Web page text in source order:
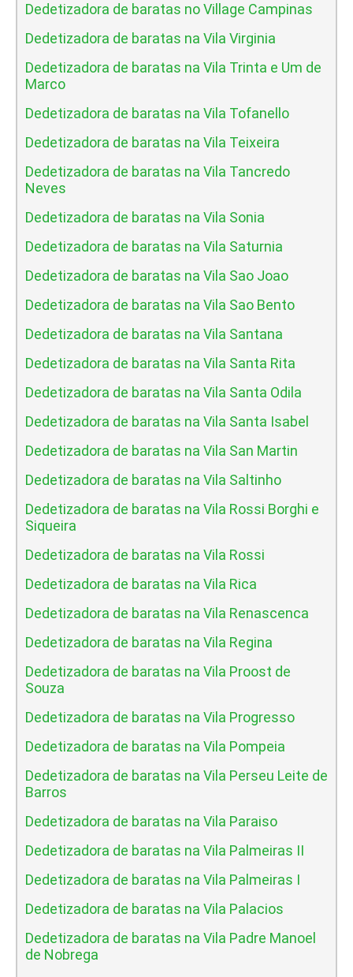
Dedetizadora de baratas no Village Campinas
Dedetizadora de baratas na Vila Virginia
Dedetizadora de baratas na Vila Trinta e Um de
Marco
Dedetizadora de baratas na Vila Tofanello
Dedetizadora de baratas na Vila Teixeira
Dedetizadora de baratas na Vila Tancredo
Neves
Dedetizadora de baratas na Vila Sonia
Dedetizadora de baratas na Vila Saturnia
Dedetizadora de baratas na Vila Sao Joao
Dedetizadora de baratas na Vila Sao Bento
Dedetizadora de baratas na Vila Santana
Dedetizadora de baratas na Vila Santa Rita
Dedetizadora de baratas na Vila Santa Odila
Dedetizadora de baratas na Vila Santa Isabel
Dedetizadora de baratas na Vila San Martin
Dedetizadora de baratas na Vila Saltinho
Dedetizadora de baratas na Vila Rossi Borghi e
Siqueira
Dedetizadora de baratas na Vila Rossi
Dedetizadora de baratas na Vila Rica
Dedetizadora de baratas na Vila Renascenca
Dedetizadora de baratas na Vila Regina
Dedetizadora de baratas na Vila Proost de
Souza
Dedetizadora de baratas na Vila Progresso
Dedetizadora de baratas na Vila Pompeia
Dedetizadora de baratas na Vila Perseu Leite de
Barros
Dedetizadora de baratas na Vila Paraiso
Dedetizadora de baratas na Vila Palmeiras II
Dedetizadora de baratas na Vila Palmeiras I
Dedetizadora de baratas na Vila Palacios
Dedetizadora de baratas na Vila Padre Manoel
de Nobrega